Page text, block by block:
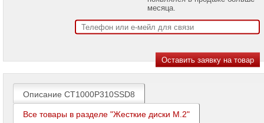
Принтеры
Серверы
Brand
месяца.
Описание CT1000P310SSD8
Все товары в разделе "Жесткие диски M.2"